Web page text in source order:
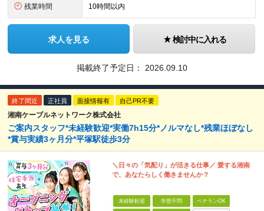
残業時間 10時間以内
求人を見る 検討中に入れる
掲載終了予定日： 2026.09.10
終了間近 正社員 面接情報有 自己PR不要
湘南ケーブルネットワーク株式会社
ご案内スタッフ*未経験歓迎*実働7h15分*ノルマなし*残業ほぼなし
*賞与実績3ヶ月分*平塚駅徒歩3分
＼日々の「気配り」が活きる仕事／ 愛する湘南
で、あなたらしく働きませんか？
未経験歓迎 学歴不問 ベテランOK